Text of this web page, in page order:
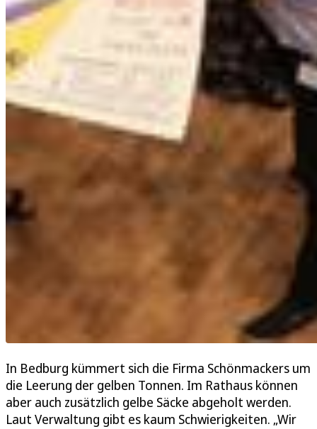
In Bedburg kümmert sich die Firma Schönmackers um
die Leerung der gelben Tonnen. Im Rathaus können
aber auch zusätzlich gelbe Säcke abgeholt werden.
Laut Verwaltung gibt es kaum Schwierigkeiten. „Wir